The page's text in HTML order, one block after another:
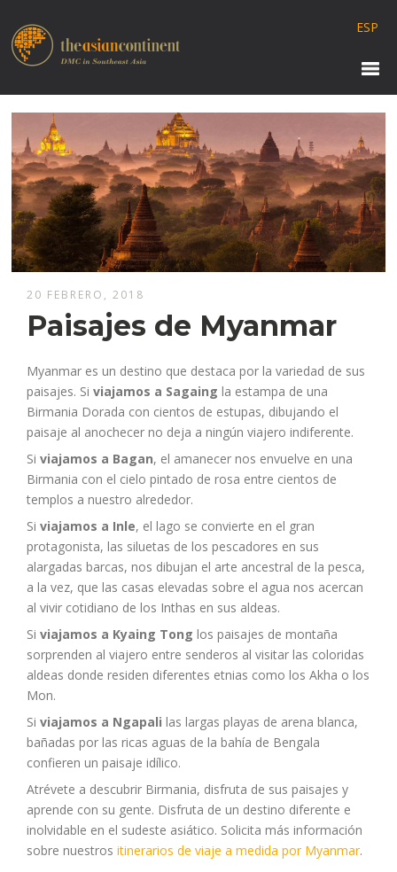
ESP
20 FEBRERO, 2018
Paisajes de Myanmar
Myanmar es un destino que destaca por la variedad de sus
paisajes. Siviajamos a Sagaingla estampa de una
Birmania Dorada con cientos de estupas, dibujando el
paisaje al anochecer no deja a ningún viajero indiferente.
Siviajamos a Bagan, el amanecer nos envuelve en una
Birmania con el cielo pintado de rosa entre cientos de
templos a nuestro alrededor.
Siviajamos a Inle, el lago se convierte en el gran
protagonista, las siluetas de los pescadores en sus
alargadas barcas, nos dibujan el arte ancestral de la pesca,
a la vez, que las casas elevadas sobre el agua nos acercan
al vivir cotidiano de los Inthas en sus aldeas.
Siviajamos a Kyaing Tong los paisajes de montaña
sorprenden al viajero entre senderos al visitar las coloridas
aldeas donde residen diferentes etnias como los Akha o los
Mon.
Siviajamos a Ngapali las largas playas de arena blanca,
bañadas por las ricas aguas de la bahía de Bengala
confieren un paisaje idílico.
Atrévete a descubrir Birmania, disfruta de sus paisajes y
aprende con su gente. Disfruta de un destino diferente e
inolvidable en el sudeste asiático. Solicita más información
sobre nuestrositinerarios de viaje a medida por Myanmar.